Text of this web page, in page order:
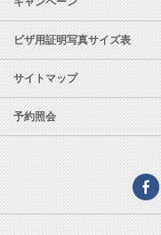
ビザ用証明写真サイズ表
サイトマップ
予約照会